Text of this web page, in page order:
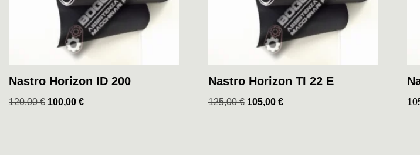
Nastro Horizon ID 200
120,00€ 100,00 €
Nastro Horizon TI 22 E
125,00€ 105,00 €